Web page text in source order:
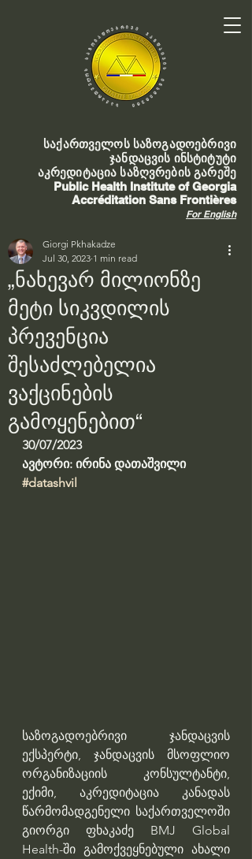
საქართველოს საზოგადოებრივი
ჯანდაცვის ინსტიტუტი
აკრედიტაცია საზღვრების გარეშე
Public Health Institute of Georgia
Accréditation Sans Frontières
For English
„ნახევარ მილიონზე
მეტი სიკვდილის
პრევენცია
შესაძლებელია
ვაქცინების
გამოყენებით“
Giorgi Pkhakadze
Jul 30, 2023 1 min read
30/07/2023
ავტორი: ირინა დათაშვილი
#datashvil
საზოგადოებრივი ჯანდაცვის
ექსპერტი, ჯანდაცვის მსოფლიო
ორგანიზაციის კონსულტანტი,
ექიმი, აკრედიტაცია კანადას
წარმომადგენელი საქართველოში
გიორგი ფხაკაძე BMJ Global
Health-ში გამოქვეყნებული ახალი